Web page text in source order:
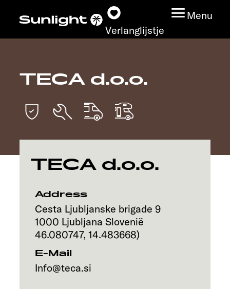
Verlanglijstje
Menu
Modeloverzicht
Configurator
Vind jouw Sunlight
Vind jouw dealer
Ontdek
Service
TECA d.o.o.
TECA d.o.o.
Address
Cesta Ljubljanske brigade 9
1000 Ljubljana Slovenië
46.080747, 14.483668)
E-Mail
Info@teca.si